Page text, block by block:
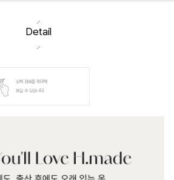
Detail
상세 정보를 확대해
보실 수 있습니다.